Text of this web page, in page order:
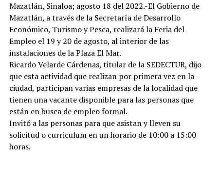
Mazatlán, Sinaloa; agosto 18 del 2022.-El Gobierno de
Mazatlán, a través de la Secretaría de Desarrollo
Económico, Turismo y Pesca, realizará la Feria del
Empleo el 19 y 20 de agosto, al interior de las
instalaciones de la Plaza El Mar.
Ricardo Velarde Cárdenas, titular de la SEDECTUR, dijo
que esta actividad que realizan por primera vez en la
ciudad, participan varias empresas de la localidad que
tienen una vacante disponible para las personas que
están en busca de empleo formal.
Invitó a las personas para que asistan y lleven su
solicitud o curriculum en un horario de 10:00 a 15:00
horas.